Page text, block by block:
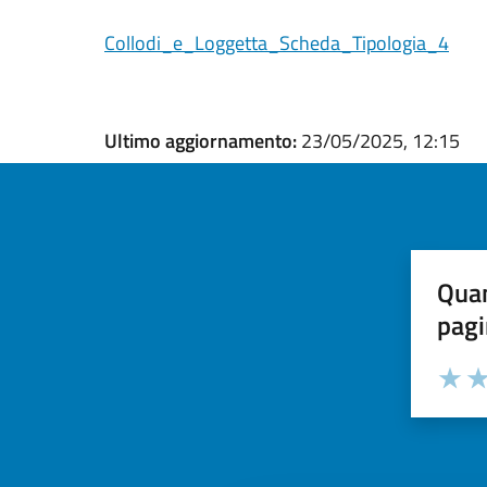
Collodi_e_Loggetta_Scheda_Tipologia_4
Ultimo aggiornamento:23/05/2025, 12:15
Valuta